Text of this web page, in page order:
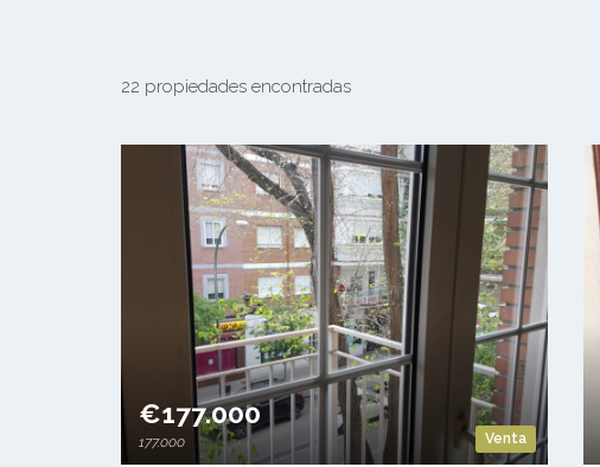
22 propiedades encontradas
Venta
€177.000
177.000